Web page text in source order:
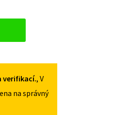
verifikací., V
na správný